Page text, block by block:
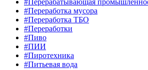
#Перерабатывающая
#Переработка мусора
#Переработка ТБО
#Переработки
#Пиво
#ПИИ
#Пиротехника
#Питьевая вода